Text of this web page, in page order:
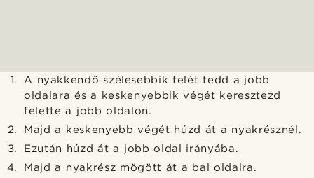
A nyakkendő szélesebbik felét tedd a jobb
oldalara és a keskenyebbik végét keresztezd
felette a jobb oldalon.
Majd a keskenyebb végét húzd át a nyakrésznél.
Ezután húzd át a jobb oldal irányába.
Majd a nyakrész mögött át a bal oldalra.